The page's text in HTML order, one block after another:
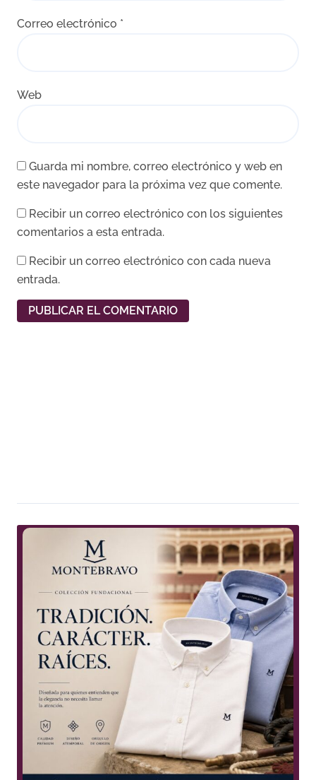
Correo electrónico *
Web
Guarda mi nombre, correo electrónico y web en
este navegador para la próxima vez que comente.
Recibir un correo electrónico con los siguientes
comentarios a esta entrada.
Recibir un correo electrónico con cada nueva
entrada.